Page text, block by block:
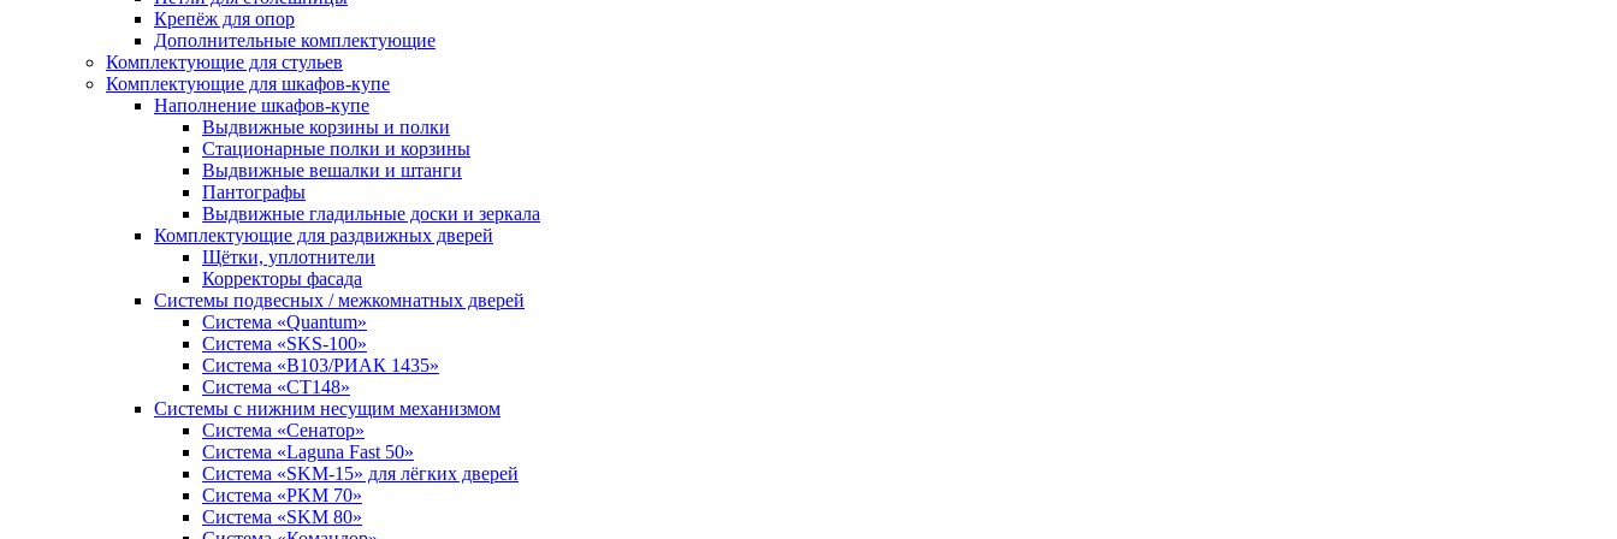
Крепёж для опор
Дополнительные комплектующие
Комплектующие для стульев
Комплектующие для шкафов-купе
Наполнение шкафов-купе
Выдвижные корзины и полки
Стационарные полки и корзины
Выдвижные вешалки и штанги
Пантографы
Выдвижные гладильные доски и зеркала
Комплектующие для раздвижных дверей
Щётки, уплотнители
Корректоры фасада
Системы подвесных / межкомнатных дверей
Система «Quantum»
Система «SKS-100»
Система «B103/РИАК 1435»
Система «СТ148»
Системы с нижним несущим механизмом
Система «Сенатор»
Система «Laguna Fast 50»
Система «SKM-15» для лёгких дверей
Система «PKM 70»
Система «SKM 80»